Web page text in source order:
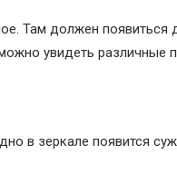
Там должен появиться
увидеть различные
в зеркале появится